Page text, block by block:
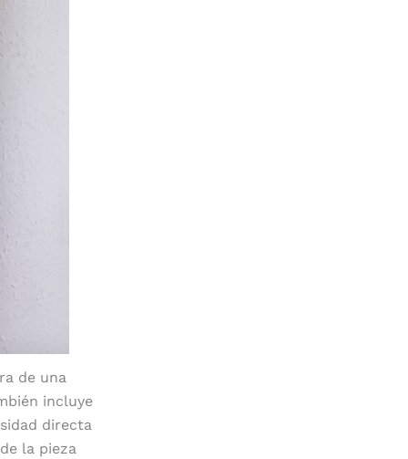
de una
incluye
directa
la pieza